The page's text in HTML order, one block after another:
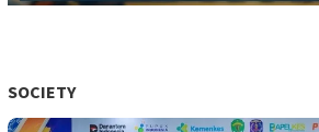
SOCIETY